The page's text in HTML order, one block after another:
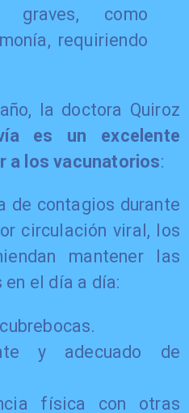
graves, como
requiriendo
la doctora Quiroz
es un excelente
a los vacunatorios:
de contagios durante
circulación viral, los
mantener las
el día a día:
y adecuado de
física con otras